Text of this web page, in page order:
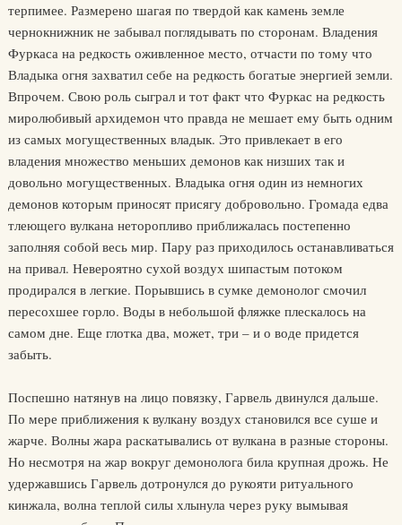
терпимее. Размерено шагая по твердой как камень земле
чернокнижник не забывал поглядывать по сторонам. Владения
Фуркаса на редкость оживленное место, отчасти по тому что
Владыка огня захватил себе на редкость богатые энергией земли.
Впрочем. Свою роль сыграл и тот факт что Фуркас на редкость
миролюбивый архидемон что правда не мешает ему быть одним
из самых могущественных владык. Это привлекает в его
владения множество меньших демонов как низших так и
довольно могущественных. Владыка огня один из немногих
демонов которым приносят присягу добровольно. Громада едва
тлеющего вулкана неторопливо приближалась постепенно
заполняя собой весь мир. Пару раз приходилось останавливаться
на привал. Невероятно сухой воздух шипастым потоком
продирался в легкие. Порывшись в сумке демонолог смочил
пересохшее горло. Воды в небольшой фляжке плескалось на
самом дне. Еще глотка два, может, три – и о воде придется
забыть.
Поспешно натянув на лицо повязку, Гарвель двинулся дальше.
По мере приближения к вулкану воздух становился все суше и
жарче. Волны жара раскатывались от вулкана в разные стороны.
Но несмотря на жар вокруг демонолога била крупная дрожь. Не
удержавшись Гарвель дотронулся до рукояти ритуального
кинжала, волна теплой силы хлынула через руку вымывая